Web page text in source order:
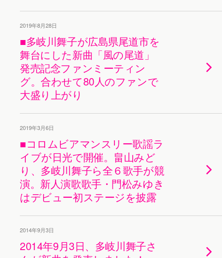
2019年8月28日
■多岐川舞子が広島県尾道市を
舞台にした新曲「風の尾道」
発売記念ファンミーティン
グ。合わせて80人のファンで
大盛り上がり
2019年3月6日
■コロムビアマンスリー歌謡ラ
イブが日光で開催。畠山みど
り、多岐川舞子ら全６歌手が競
演。新人演歌歌手・門松みゆき
はデビュー初ステージを披露
2014年9月3日
2014年9月3日、多岐川舞子さ